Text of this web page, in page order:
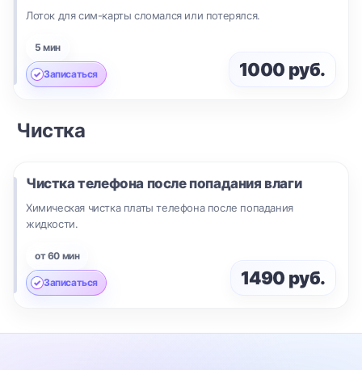
Лоток для сим-карты сломался или потерялся.
5 мин
Записаться 1000 руб.
Чистка
Чистка телефона после попадания влаги
Химическая чистка платы телефона после попадания
жидкости.
от 60 мин
Записаться 1490 руб.